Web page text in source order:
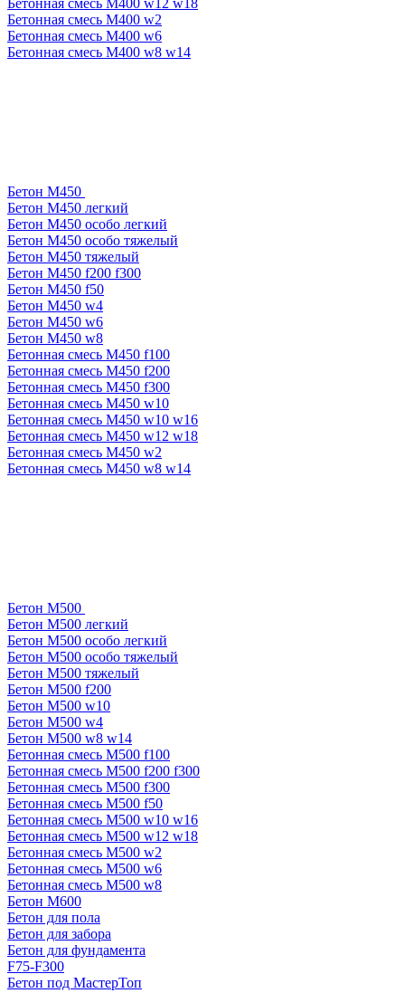
Бетонная смесь М400 w12 w18
Бетонная смесь М400 w2
Бетонная смесь М400 w6
Бетонная смесь М400 w8 w14
Бетон М450
Бетон М450 легкий
Бетон М450 особо легкий
Бетон М450 особо тяжелый
Бетон М450 тяжелый
Бетон М450 f200 f300
Бетон М450 f50
Бетон М450 w4
Бетон М450 w6
Бетон М450 w8
Бетонная смесь М450 f100
Бетонная смесь М450 f200
Бетонная смесь М450 f300
Бетонная смесь М450 w10
Бетонная смесь М450 w10 w16
Бетонная смесь М450 w12 w18
Бетонная смесь М450 w2
Бетонная смесь М450 w8 w14
Бетон М500
Бетон М500 легкий
Бетон М500 особо легкий
Бетон М500 особо тяжелый
Бетон М500 тяжелый
Бетон М500 f200
Бетон М500 w10
Бетон М500 w4
Бетон М500 w8 w14
Бетонная смесь М500 f100
Бетонная смесь М500 f200 f300
Бетонная смесь М500 f300
Бетонная смесь М500 f50
Бетонная смесь М500 w10 w16
Бетонная смесь М500 w12 w18
Бетонная смесь М500 w2
Бетонная смесь М500 w6
Бетонная смесь М500 w8
Бетон М600
Бетон для пола
Бетон для забора
Бетон для фундамента
F75-F300
Бетон под МастерТоп